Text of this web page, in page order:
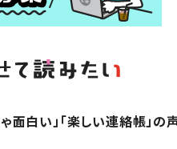
面白い」「楽しい連絡帳」